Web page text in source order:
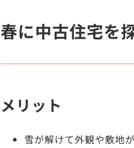
春に中古住宅を
メリット
雪が解けて外観や敷地